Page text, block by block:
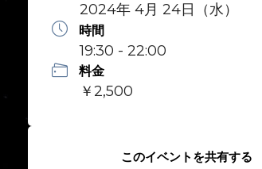
2024年 4月 24日（水）
時間
19:30 - 22:00
料金
￥2,500
このイベントを共有する